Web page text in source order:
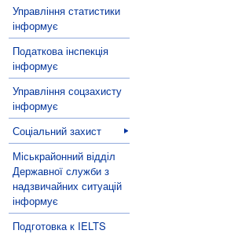
Управління статистики
інформує
Податкова інспекція
інформує
Управління соцзахисту
інформує
Соціальний захист
Міськрайонний відділ
Державної служби з
надзвичайних ситуацій
інформує
Подготовка к IELTS